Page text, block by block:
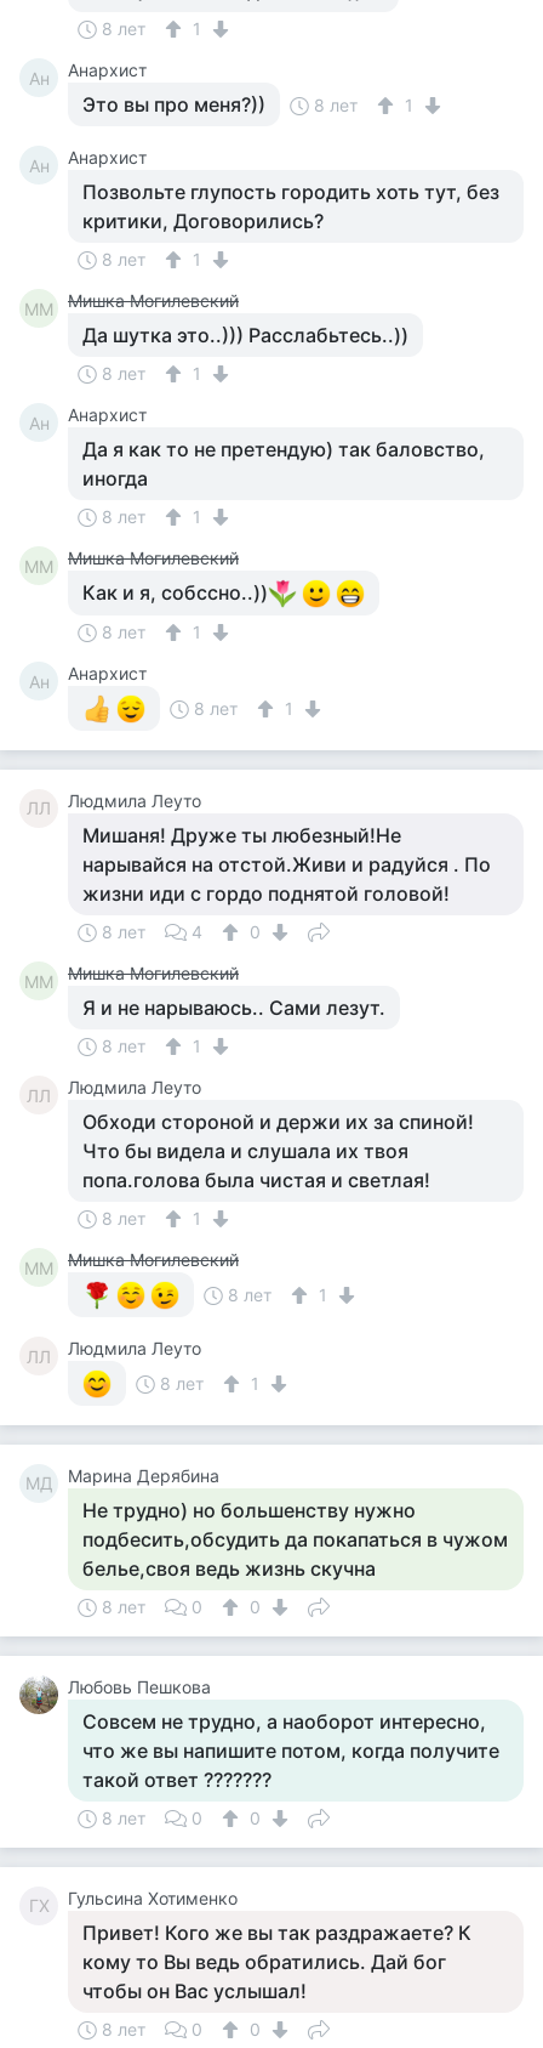
8 лет 1
Ан Анархист
Это вы про меня?)) 8 лет 1
Ан Анархист
Позвольте глупость городить хоть тут, без
критики, Договорились?
8 лет 1
ММ Мишка Могилевский
Да шутка это..))) Расслабьтесь..))
8 лет 1
Ан Анархист
Да я как то не претендую) так баловство,
иногда
8 лет 1
ММ Мишка Могилевский
Как и я, собссно..))
8 лет 1
Ан
Анархист
8 лет
1
ЛЛ Людмила Леуто
Мишаня! Друже ты любезный!Не
нарывайся на отстой.Живи и радуйся . По
жизни иди с гордо поднятой головой!
8 лет 4 0
ММ Мишка Могилевский
Я и не нарываюсь.. Сами лезут.
8 лет 1
ЛЛ Людмила Леуто
Обходи стороной и держи их за спиной!
Что бы видела и слушала их твоя
попа.голова была чистая и светлая!
8 лет 1
ММ
Мишка Могилевский
8 лет
1
ЛЛ
Людмила Леуто
8 лет
1
МД Марина Дерябина
Не трудно) но большенству нужно
подбесить,обсудить да покапаться в чужом
белье,своя ведь жизнь скучна
8 лет 0 0
Любовь Пешкова
Совсем не трудно, а наоборот интересно,
что же вы напишите потом, когда получите
такой ответ ???????
8 лет 0 0
ГХ Гульсина Хотименко
Привет! Кого же вы так раздражаете? К
кому то Вы ведь обратились. Дай бог
чтобы он Вас услышал!
8 лет 0 0